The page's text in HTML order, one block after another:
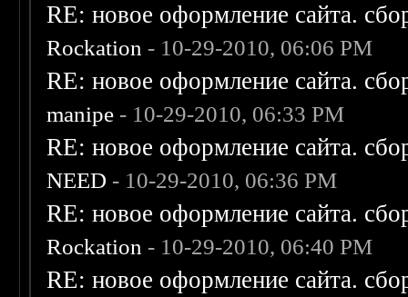
RE: новое оформление сайта.
Rockation - 10-29-2010, 06:06 PM
RE: новое оформление сайта.
manipe - 10-29-2010, 06:33 PM
RE: новое оформление сайта.
NEED - 10-29-2010, 06:36 PM
RE: новое оформление сайта.
Rockation - 10-29-2010, 06:40 PM
RE: новое оформление сайта.